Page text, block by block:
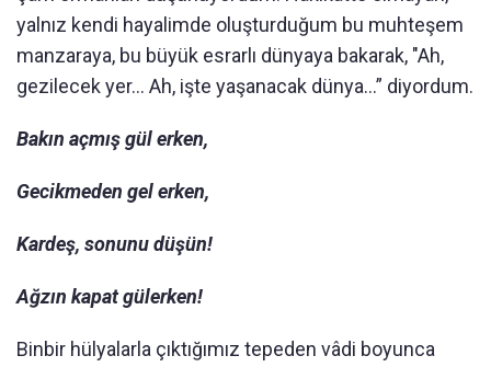
yalnız kendi hayalimde oluşturduğum bu muhteşem
manzaraya, bu büyük esrarlı dünyaya bakarak, "Ah,
gezilecek yer... Ah, işte yaşanacak dünya…” diyordum.
Bakın açmış gül erken,
Gecikmeden gel erken,
Kardeş, sonunu düşün!
Ağzın kapat gülerken!
Binbir hülyalarla çıktığımız tepeden vâdi boyunca